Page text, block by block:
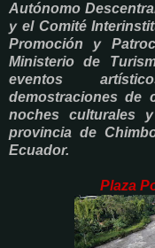
Autónomo
y el Comité
Promoción y
Ministerio de
eventos
demostraciones de
noches culturales
provincia de
Ecuador.
Plaza